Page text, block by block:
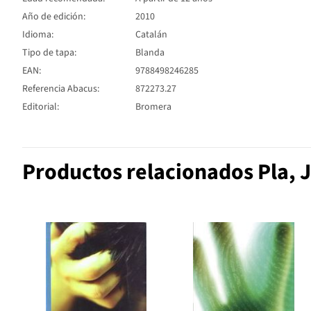
Año de edición:
2010
Idioma:
Catalán
Tipo de tapa:
Blanda
EAN:
9788498246285
Referencia Abacus:
872273.27
Editorial:
Bromera
Productos relacionados Pla,